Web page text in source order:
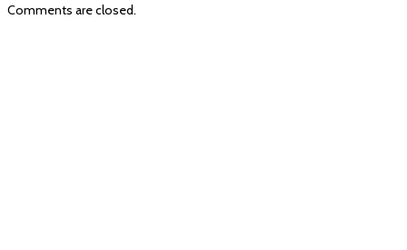
Comments are closed.